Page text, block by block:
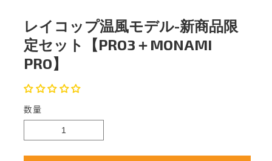
レイコップ温風モデル-新商品限
定セット【PRO3＋MONAMI
PRO】
数量